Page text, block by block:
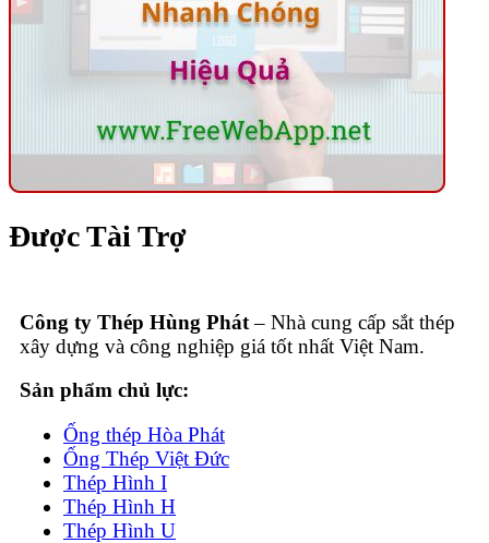
Được Tài Trợ
Công ty Thép Hùng Phát– Nhà cung cấp sắt thép
xây dựng và công nghiệp giá tốt nhất Việt Nam.
Sản phẩm chủ lực:
Ống thép Hòa Phát
Ống Thép Việt Đức
Thép Hình I
Thép Hình H
Thép Hình U